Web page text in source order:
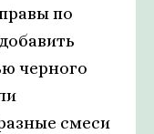
по
черного
смеси